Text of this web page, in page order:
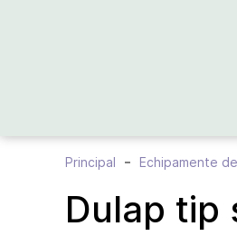
Principal Echipamente
Dulap tip